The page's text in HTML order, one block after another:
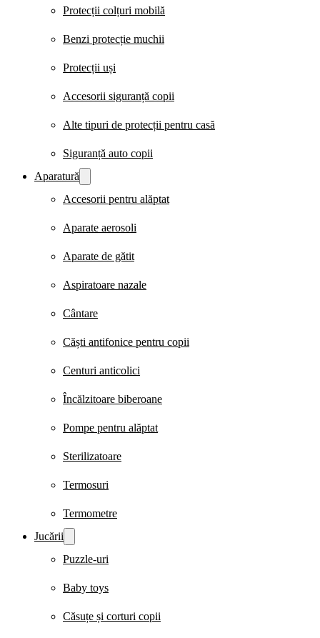
Protecții colțuri mobilă
Benzi protecție muchii
Protecții uși
Accesorii siguranță copii
Alte tipuri de protecții pentru casă
Siguranță auto copii
Aparatură
Accesorii pentru alăptat
Aparate aerosoli
Aparate de gătit
Aspiratoare nazale
Cântare
Căști antifonice pentru copii
Centuri anticolici
Încălzitoare biberoane
Pompe pentru alăptat
Sterilizatoare
Termosuri
Termometre
Jucării
Puzzle-uri
Baby toys
Căsuțe și corturi copii